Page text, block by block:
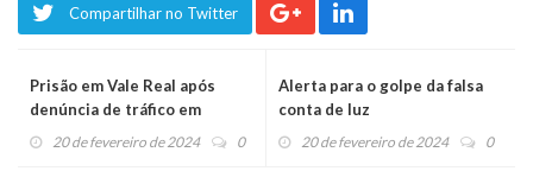
Compartilhar no Twitter
Prisão em Vale Real após
denúncia de tráfico em
pracinha
20 de fevereiro de 2024 0
Alerta para o golpe da falsa
conta de luz
20 de fevereiro de 2024 0